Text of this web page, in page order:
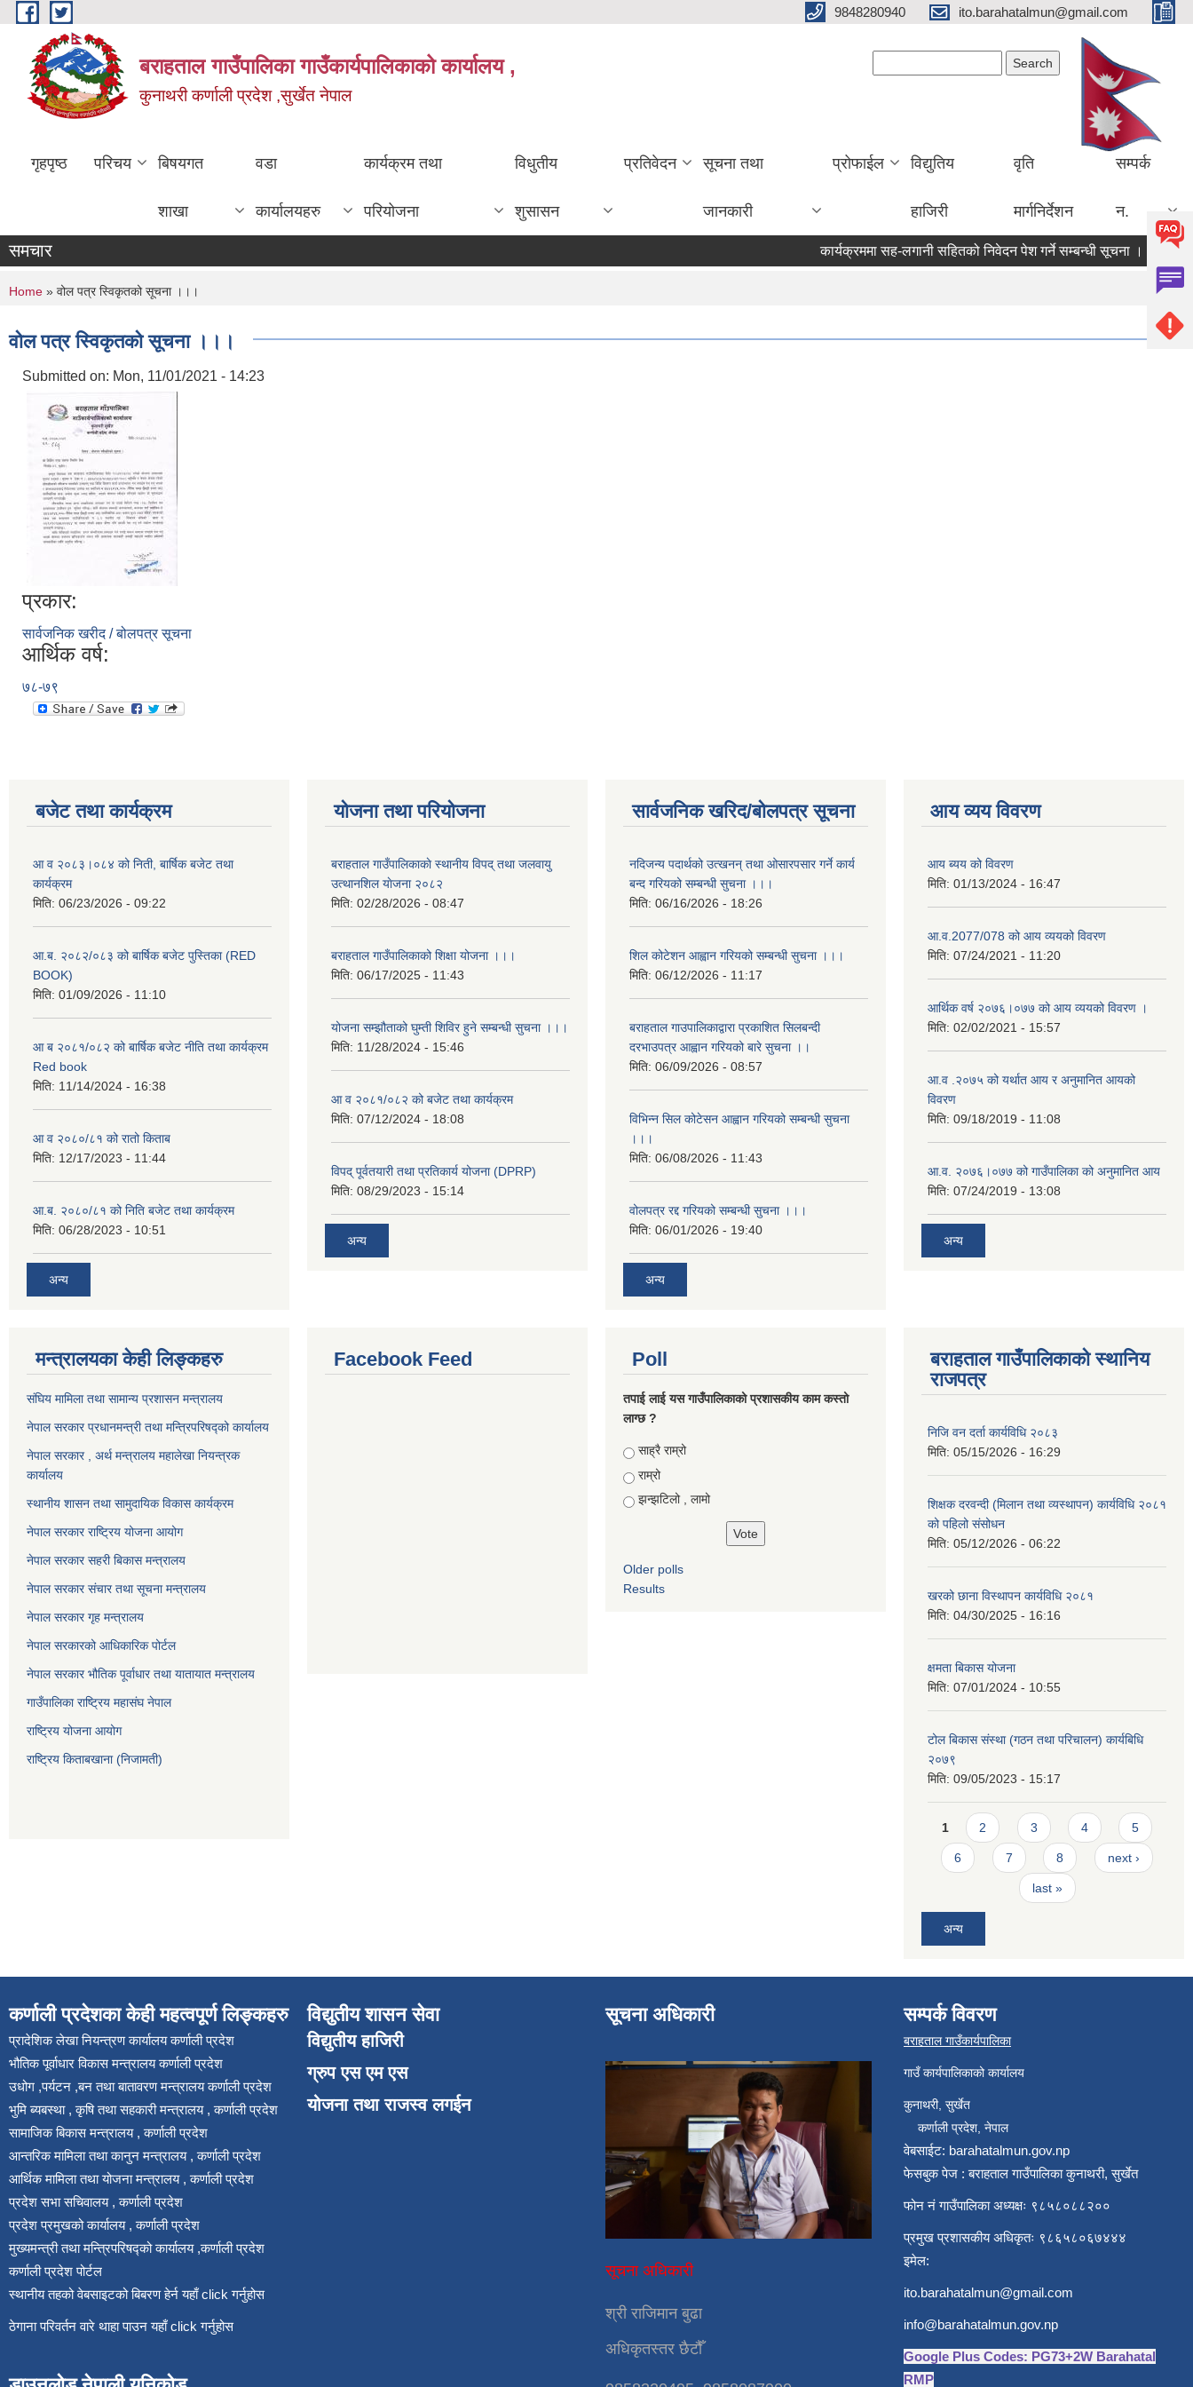
Skip to main content 9848280940 ito.barahatalmun@gmail.com
बराहताल गाउँपालिका गाउँकार्यपालिकाको कार्यालय ,
कुनाथरी कर्णाली प्रदेश ,सुर्खेत नेपाल
गृहपृष्ठ परिचय बिषयगत
शाखा
वडा
कार्यालयहरु
कार्यक्रम तथा
परियोजना
विधुतीय
शुसासन
प्रतिवेदन सूचना तथा
जानकारी
प्रोफाईल विद्युतिय
हाजिरी
वृति
मार्गनिर्देशन
सम्पर्क
न.
समचार कार्यक्रममा सह-लगानी सहितको निवेदन पेश गर्ने सम्बन्धी सूचना ।।।
You are here
Home » वोल पत्र स्विकृतको सूचना ।।।
वोल पत्र स्विकृतको सूचना ।।।
Submitted on: Mon, 11/01/2021 - 14:23
प्रकार:
सार्वजनिक खरीद / बोलपत्र सूचना
आर्थिक वर्ष:
७८-७९
बजेट तथा कार्यक्रम
आ व २०८३।०८४ को निती, बार्षिक बजेट तथा
कार्यक्रम
मिति: 06/23/2026 - 09:22
आ.ब. २०८२/०८३ को बार्षिक बजेट पुस्तिका (RED
BOOK)
मिति: 01/09/2026 - 11:10
आ ब २०८१/०८२ को बार्षिक बजेट नीति तथा कार्यक्रम
Red book
मिति: 11/14/2024 - 16:38
आ व २०८०/८१ को रातो किताब
मिति: 12/17/2023 - 11:44
आ.ब. २०८०/८१ को निति बजेट तथा कार्यक्रम
मिति: 06/28/2023 - 10:51
अन्य
योजना तथा परियोजना
बराहताल गाउँपालिकाकाे स्थानीय विपद् तथा जलवायु
उत्थानशिल याेजना २०८२
मिति: 02/28/2026 - 08:47
बराहताल गाउँपालिकाको शिक्षा योजना ।।।
मिति: 06/17/2025 - 11:43
योजना सम्झौताको घुम्ती शिविर हुने सम्बन्धी सुचना ।।।
मिति: 11/28/2024 - 15:46
आ व २०८१/०८२ को बजेट तथा कार्यक्रम
मिति: 07/12/2024 - 18:08
विपद् पूर्वतयारी तथा प्रतिकार्य योजना (DPRP)
मिति: 08/29/2023 - 15:14
अन्य
सार्वजनिक खरिद/बोलपत्र सूचना
नदिजन्य पदार्थको उत्खनन् तथा ओसारपसार गर्ने कार्य
बन्द गरियको सम्बन्धी सुचना ।।।
मिति: 06/16/2026 - 18:26
शिल कोटेशन आह्वान गरियको सम्बन्धी सुचना ।।।
मिति: 06/12/2026 - 11:17
बराहताल गाउपालिकाद्वारा प्रकाशित सिलबन्दी
दरभाउपत्र आह्वान गरियको बारे सुचना ।।
मिति: 06/09/2026 - 08:57
विभिन्न सिल कोटेसन आह्वान गरियको सम्बन्धी सुचना
।।।
मिति: 06/08/2026 - 11:43
वोलपत्र रद्द गरियको सम्बन्धी सुचना ।।।
मिति: 06/01/2026 - 19:40
अन्य
आय व्यय विवरण
आय ब्यय को विवरण
मिति: 01/13/2024 - 16:47
आ.व.2077/078 को आय व्ययको विवरण
मिति: 07/24/2021 - 11:20
आर्थिक वर्ष २०७६।०७७ को आय व्ययको विवरण ।
मिति: 02/02/2021 - 15:57
आ.व .२०७५ को यर्थात आय र अनुमानित आयको
विवरण
मिति: 09/18/2019 - 11:08
आ.व. २०७६।०७७ को गाउँपालिका को अनुमानित आय
मिति: 07/24/2019 - 13:08
अन्य
मन्त्रालयका केही लिङ्कहरु
संघिय मामिला तथा सामान्य प्रशासन मन्त्रालय
नेपाल सरकार प्रधानमन्त्री तथा मन्त्रिपरिषद्को कार्यालय
नेपाल सरकार , अर्थ मन्त्रालय महालेखा नियन्त्रक
कार्यालय
स्थानीय शासन तथा सामुदायिक विकास कार्यक्रम
नेपाल सरकार राष्ट्रिय योजना आयोग
नेपाल सरकार सहरी बिकास मन्त्रालय
नेपाल सरकार संचार तथा सूचना मन्त्रालय
नेपाल सरकार गृह मन्त्रालय
नेपाल सरकारको आधिकारिक पोर्टल
नेपाल सरकार भौतिक पूर्वाधार तथा यातायात मन्त्रालय
गाउँपालिका राष्ट्रिय महासंघ नेपाल
राष्ट्रिय योजना आयोग
राष्ट्रिय किताबखाना (निजामती)
Facebook Feed Poll
तपाई लाई यस गाउँपालिकाको प्रशासकीय काम कस्तो
लाग्छ ?
Choices
साह्रै राम्रो
राम्रो
झन्झटिलो , लामो
Older polls
Results
बराहताल गाउँपालिकाको स्थानिय
राजपत्र
निजि वन दर्ता कार्यविधि २०८३
मिति: 05/15/2026 - 16:29
शिक्षक दरवन्दी (मिलान तथा व्यस्थापन) कार्यविधि २०८१
को पहिलो संसोधन
मिति: 05/12/2026 - 06:22
खरको छाना विस्थापन कार्यविधि २०८१
मिति: 04/30/2025 - 16:16
क्षमता बिकास योजना
मिति: 07/01/2024 - 10:55
टोल बिकास संस्था (गठन तथा परिचालन) कार्यबिधि
२०७९
मिति: 09/05/2023 - 15:17
Pages
1 2 3 4 5
6 7 8 next ›
last »
अन्य
कर्णाली प्रदेशका केही महत्वपूर्ण लिङ्कहरु
प्रादेशिक लेखा नियन्त्रण कार्यालय कर्णाली प्रदेश
भौतिक पूर्वाधार विकास मन्त्रालय कर्णाली प्रदेश
उधोग ,पर्यटन ,बन तथा बातावरण मन्त्रालय कर्णाली प्रदेश
भुमि ब्यबस्था , कृषि तथा सहकारी मन्त्रालय , कर्णाली प्रदेश
सामाजिक बिकास मन्त्रालय , कर्णाली प्रदेश
आन्तरिक मामिला तथा कानुन मन्त्रालय , कर्णाली प्रदेश
आर्थिक मामिला तथा योजना मन्त्रालय , कर्णाली प्रदेश
प्रदेश सभा सचिवालय , कर्णाली प्रदेश
प्रदेश प्रमुखको कार्यालय , कर्णाली प्रदेश
मुख्यमन्त्री तथा मन्त्रिपरिषद्को कार्यालय ,कर्णाली प्रदेश
कर्णाली प्रदेश पोर्टल
स्थानीय तहको वेबसाइटको बिबरण हेर्न यहाँ click गर्नुहोस
ठेगाना परिवर्तन वारे थाहा पाउन यहाँ click गर्नुहोस
विद्युतीय शासन सेवा
विद्युतीय हाजिरी
ग्रुप एस एम एस
योजना तथा राजस्व लगईन
सूचना अधिकारी
सूचना अधिकारी
श्री राजिमान बुढा
अधिकृतस्तर छैटौँ
सम्पर्क विवरण
बराहताल गाउँकार्यपालिका
गाउँ कार्यपालिकाको कार्यालय
कुनाथरी, सुर्खेत
कर्णाली प्रदेश, नेपाल
वेबसाईट: barahatalmun.gov.np
फेसबुक पेज : बराहताल गाउँपालिका कुनाथरी, सुर्खेत
फोन नं गाउँपालिका अध्यक्षः ९८५८०८८२००
प्रमुख प्रशासकीय अधिकृतः ९८६५८०६७४४४
इमेल:
ito.barahatalmun@gmail.com
info@barahatalmun.gov.np
Google Plus Codes: PG73+2W Barahatal
RMP